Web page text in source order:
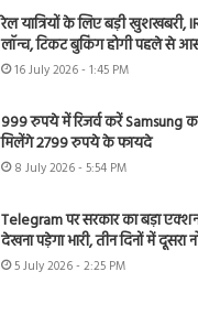
रेल यात्रियों के लिए बड़ी खुशखबरी,
लॉन्च, टिकट बुकिंग होगी पहले से
16 July 2026 - 1:45 PM
999 रुपये में रिजर्व करें Samsung
मिलेंगे 2799 रुपये के फायदे
8 July 2026 - 5:54 PM
Telegram पर सरकार का बड़ा
देखना पड़ेगा भारी, तीन दिनों में दूसरा
5 July 2026 - 2:25 PM